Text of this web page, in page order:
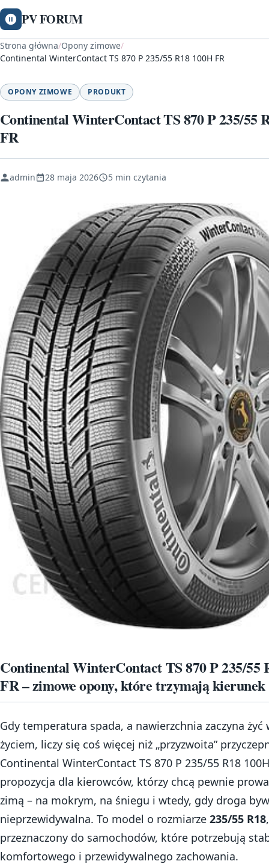
PV FORUM
Strona główna/Opony zimowe/
Continental WinterContact TS 870 P 235/55 R18 100H FR
OPONY ZIMOWE PRODUKT
Continental WinterContact TS 870 P 235/55
FR
admin 28 maja 2026 5 min czytania
Continental WinterContact TS 870 P 235/55
FR – zimowe opony, które trzymają kierunek
Gdy temperatura spada, a nawierzchnia zaczyna żyć
życiem, liczy się coś więcej niż „przyzwoita”
Continental WinterContact TS 870 P 235/55 R18
propozycja dla kierowców, którzy chcą pewnie
zimą – na mokrym, na śniegu i wtedy, gdy droga
nieprzewidywalna. To model o rozmiarze 235/55 R18,
przeznaczony do samochodów, które potrzebują
komfortowego i przewidywalnego zachowania.